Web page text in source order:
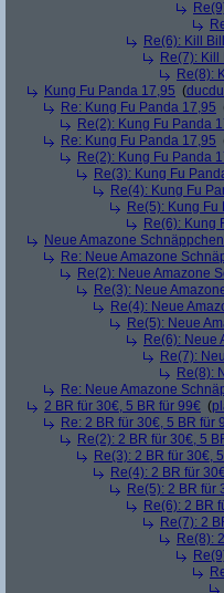
Re(6): Kill
Re(7): Kill
Re(8):
Kung Fu Panda 17,95 (
Re: Kung Fu Panda 17,95
Re(2): Kung Fu Panda
Re: Kung Fu Panda 17,95
Re(2): Kung Fu Panda
Re(3): Kung Fu
Re(4): Kung Fu
Re(5): Kung Fu
Re(6): Kung
Neue Amazone Schnäppchen
Re: Neue Amazone
Re(2): Neue Amazone
Re(3): Neue
Re(4): Neue
Re(5): Neue
Re(6): Neue
Re(7):
Re(8):
Re: Neue Amazone
2 BR für 30€, 5 BR für 99€ (
Re: 2 BR für 30€, 5 BR für
Re(2): 2 BR für 30€, 5
Re(3): 2 BR für 30€,
Re(4): 2 BR für
Re(5): 2 BR für
Re(6): 2 BR
Re(7): 2
Re(8):